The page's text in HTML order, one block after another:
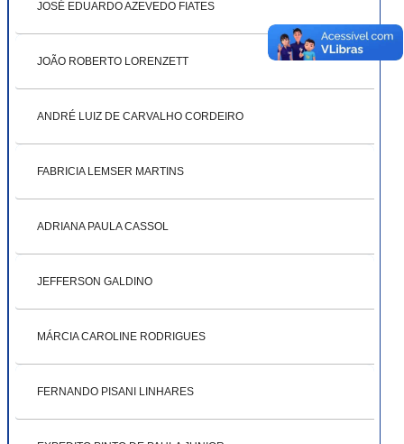
JOSÉ EDUARDO AZEVEDO FIATES
JOÃO ROBERTO LORENZETT
ANDRÉ LUIZ DE CARVALHO CORDEIRO
FABRICIA LEMSER MARTINS
ADRIANA PAULA CASSOL
JEFFERSON GALDINO
MÁRCIA CAROLINE RODRIGUES
FERNANDO PISANI LINHARES